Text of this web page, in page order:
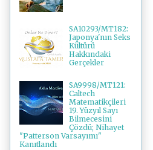
SA10293/MT182:
Japonya'nın Seks
Kültürü
Hakkındaki
Gerçekler
SA9998/MT121:
Caltech
Matematikçileri
19. Yüzyıl Sayı
Bilmecesini
Çözdü; Nihayet
"Patterson Varsayımı"
Kanıtlandı